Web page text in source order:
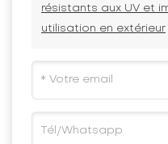
résistants aux UV et
utilisation en extérieur